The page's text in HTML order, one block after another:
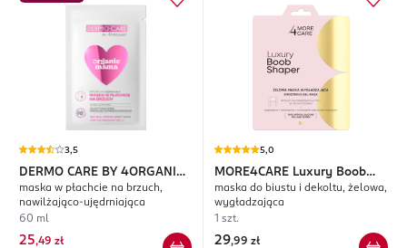
3,5
DERMO CARE BY 4ORGANIC
Organic Mama
maska w płachcie na brzuch,
nawilżająco-ujędrniająca
60 ml
25,49 zł
5,0
MORE4CARE Luxury Boob
Shaper
maska do biustu i dekoltu, żelowa,
wygładzająca
1 szt.
29,99 zł